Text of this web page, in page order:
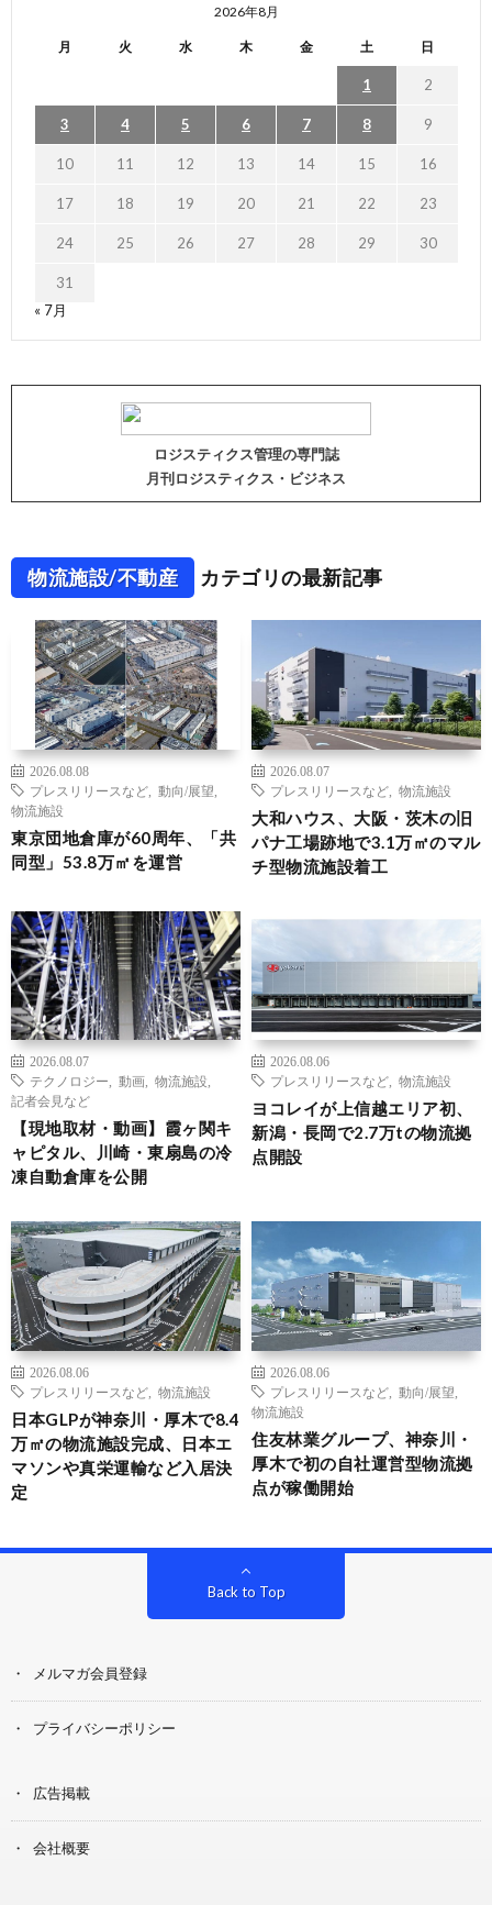
2026年8月
月 火 水 木 金 土 日
1 2
3 4 5 6 7 8 9
10 11 12 13 14 15 16
17 18 19 20 21 22 23
24 25 26 27 28 29 30
31
« 7月
ロジスティクス管理の専門誌
月刊ロジスティクス・ビジネス
物流施設/不動産 カテゴリの最新記事
2026.08.08
プレスリリースなど
動向/展望
物流施設
東京団地倉庫が60周年、「共
同型」53.8万㎡を運営
2026.08.07
プレスリリースなど
物流施設
大和ハウス、大阪・茨木の旧
パナ工場跡地で3.1万㎡のマル
チ型物流施設着工
2026.08.07
テクノロジー
動画 物流施設
記者会見など
【現地取材・動画】霞ヶ関キ
ャピタル、川崎・東扇島の冷
凍自動倉庫を公開
2026.08.06
プレスリリースなど
物流施設
ヨコレイが上信越エリア初、
新潟・長岡で2.7万tの物流拠
点開設
2026.08.06
プレスリリースなど
物流施設
日本GLPが神奈川・厚木で8.4
万㎡の物流施設完成、日本エ
マソンや真栄運輸など入居決
定
2026.08.06
プレスリリースなど
動向/展望
物流施設
住友林業グループ、神奈川・
厚木で初の自社運営型物流拠
点が稼働開始
Back to Top
メルマガ会員登録
プライバシーポリシー
広告掲載
会社概要